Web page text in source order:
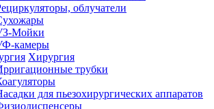
облучатели
Мойки
камеры
Хирургия
трубки
для пьезохирургических аппаратов